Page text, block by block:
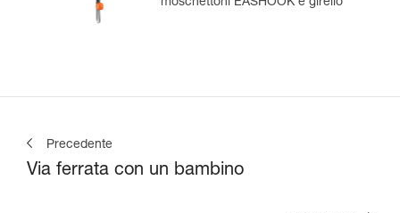
moschettoni EASHOOK e girello
Precedente
Via ferrata con un bambino